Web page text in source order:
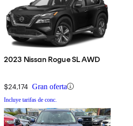
2023 Nissan Rogue SL AWD
$24,174 Gran oferta
Incluye tarifas de conc.